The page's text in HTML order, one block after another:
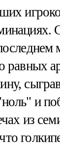
равных
и
из